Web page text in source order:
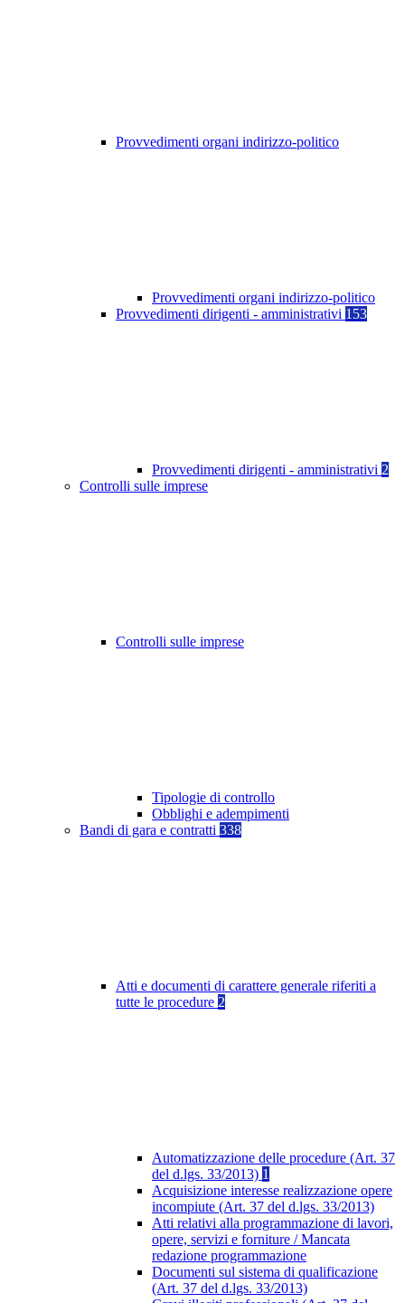
Provvedimenti organi indirizzo-politico
Provvedimenti organi indirizzo-politico
Provvedimenti dirigenti - amministrativi 153
Provvedimenti dirigenti - amministrativi 2
Controlli sulle imprese
Controlli sulle imprese
Tipologie di controllo
Obblighi e adempimenti
Bandi di gara e contratti 338
Atti e documenti di carattere generale riferiti a
tutte le procedure 2
Automatizzazione delle procedure (Art. 37
del d.lgs. 33/2013) 1
Acquisizione interesse realizzazione opere
incompiute (Art. 37 del d.lgs. 33/2013)
Atti relativi alla programmazione di lavori,
opere, servizi e forniture / Mancata
redazione programmazione
Documenti sul sistema di qualificazione
(Art. 37 del d.lgs. 33/2013)